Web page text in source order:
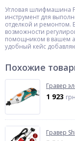
Угловая шлифмашина
инструмент для
отделкой и ремонтом.
возможности
помощником в вашем
удобный кейс
Похожие
Гравер
1 923
Гравер